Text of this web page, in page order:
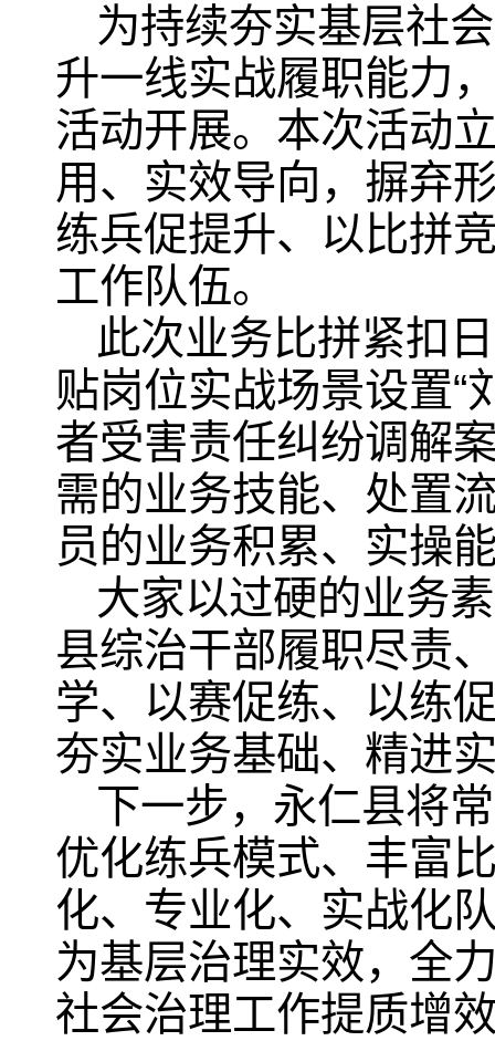
为持续夯实基层社
升一线实战履职能力
活动开展。本次活动
用、实效导向，摒弃
练兵促提升、以比拼
工作队伍。
此次业务比拼紧扣
贴岗位实战场景设置
者受害责任纠纷调解
需的业务技能、处置
员的业务积累、实操
大家以过硬的业务
县综治干部履职尽责
学、以赛促练、以练
夯实业务基础、精进
下一步，永仁县将
优化练兵模式、丰富
化、专业化、实战化
为基层治理实效，全
社会治理工作提质增